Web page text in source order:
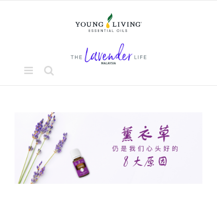
Larger
Image